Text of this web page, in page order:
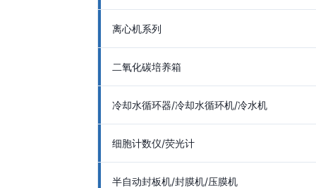
离心机系列
二氧化碳培养箱
冷却水循环器/冷却水循环机/冷水机
细胞计数仪/荧光计
半自动封板机/封膜机/压膜机